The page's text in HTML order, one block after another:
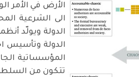
الأرض في الأمر
الى الشرعية
الدولة ويولّد
الدولة وتأسيس
المؤسساتية
تتكون من السلطة